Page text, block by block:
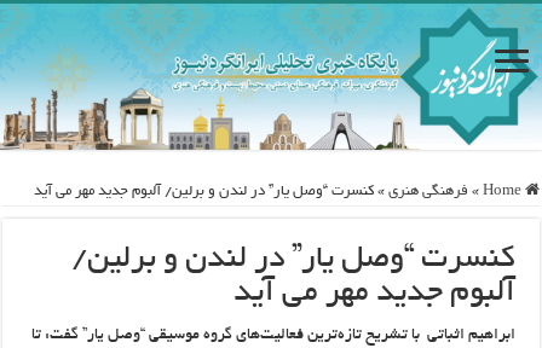
Home
» فرهنگی هنری » کنسرت “وصل یار” در لندن و برلین/ آلبوم جدید مهر می آید
کنسرت “وصل یار” در لندن و برلین/
آلبوم جدید مهر می آید
ابراهیم اثباتی با تشریح تازه‌ترین فعالیت‌های گروه موسیقی “وصل یار” گفت: تا